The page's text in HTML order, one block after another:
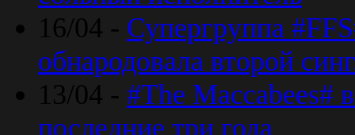
16/04 - Супергруппа
обнародовала второй
13/04 - #The Maccabees#
последние три года